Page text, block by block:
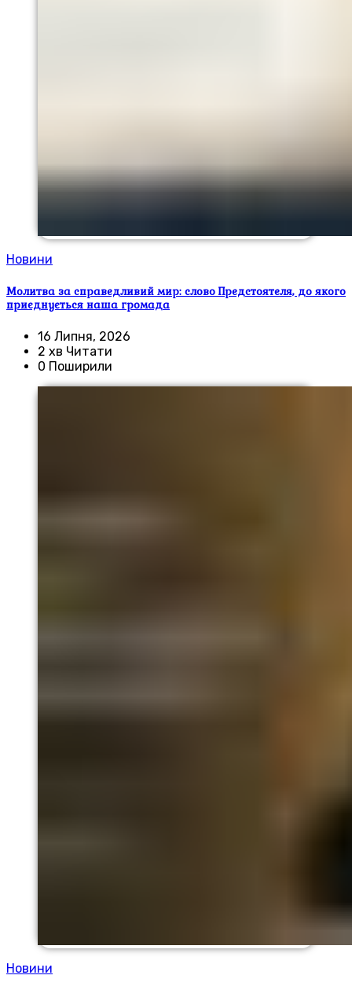
Новини
Молитва за справедливий мир: слово Предстоятеля, до якого
приєднується наша громада
16 Липня, 2026
2 хв Читати
0 Поширили
Новини